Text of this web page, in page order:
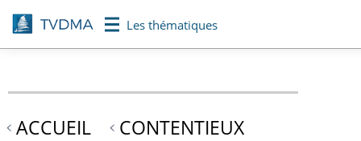
Aller
au
contenu
Les thématiques
ACCUEIL
CONTENTIEUX